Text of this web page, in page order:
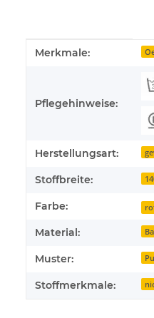
Produkteigenschaft
Wert
Merkmale:
Pflegehinweise:
Herstellungsart:
Stoffbreite:
Farbe:
Material:
Muster:
Stoffmerkmale: